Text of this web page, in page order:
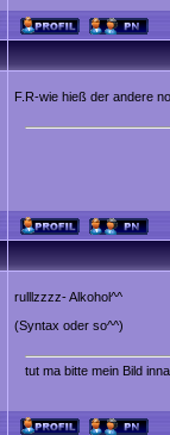
F.R-wie hieß der andere
rulllzzzz- Alkohol^^
(Syntax oder so^^)
tut ma bitte mein Bild